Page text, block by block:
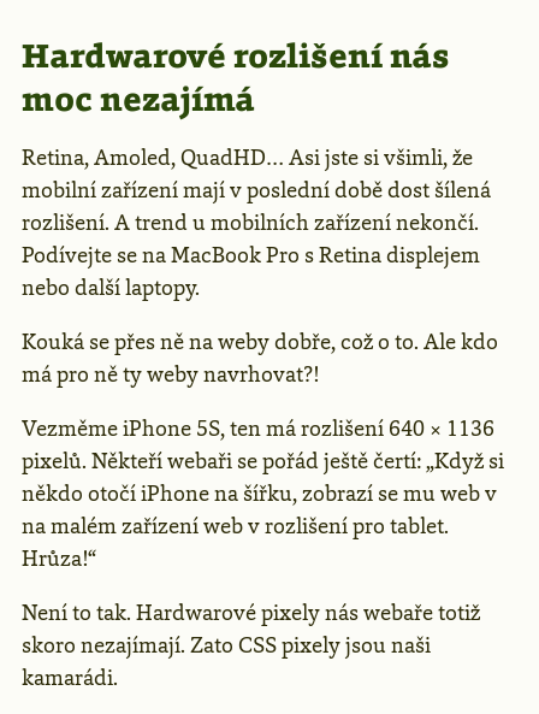
Hardwarové rozlišení nás
moc nezajímá
Retina, Amoled, QuadHD… Asi jste si všimli, že
mobilní zařízení mají v poslední době dost šílená
rozlišení. A trend u mobilních zařízení nekončí.
Podívejte se na MacBook Pro s Retina displejem
nebo další laptopy.
Kouká se přes ně na weby dobře, což o to. Ale kdo
má pro ně ty weby navrhovat?!
Vezměme iPhone 5S, ten má rozlišení 640 × 1136
pixelů. Někteří webaři se pořád ještě čertí: „Když si
někdo otočí iPhone na šířku, zobrazí se mu web v
na malém zařízení web v rozlišení pro tablet.
Hrůza!“
Není to tak. Hardwarové pixely nás webaře totiž
skoro nezajímají. Zato CSS pixely jsou naši
kamarádi.